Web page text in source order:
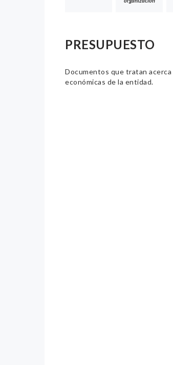
PRESUPUESTO
Documentos que tratan
económicas de la entidad.